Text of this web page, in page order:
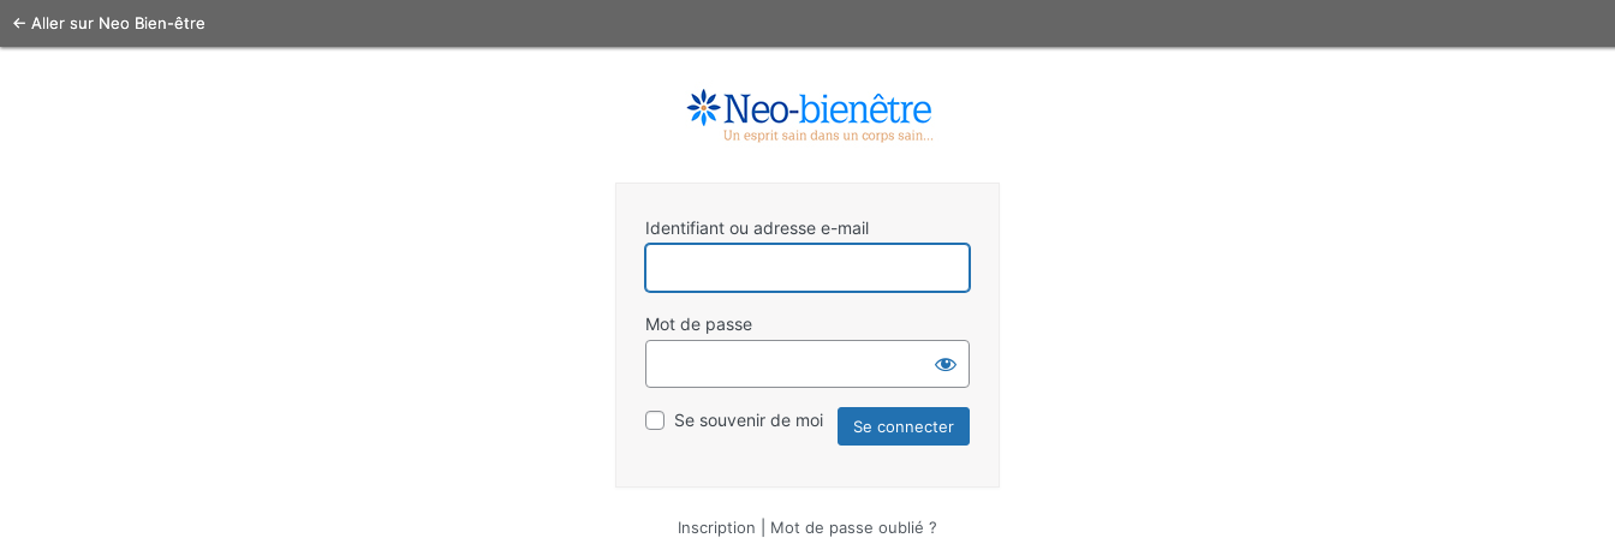
Identifiant ou adresse e-mail
Mot de passe
Se souvenir de moi
Inscription Mot de passe oublié ?
← Aller sur Neo Bien-être